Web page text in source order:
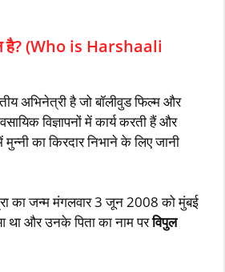
है? (Who is Harshaali
अभिनेत्री है जो बॉलीवुड फिल्म और
विज्ञापनों में कार्य करती हैं और
का किरदार निभाने के लिए जानी
का जन्म मंगलवार 3 जून 2008 को मुंबई
था और उनके पिता का नाम परविपुल